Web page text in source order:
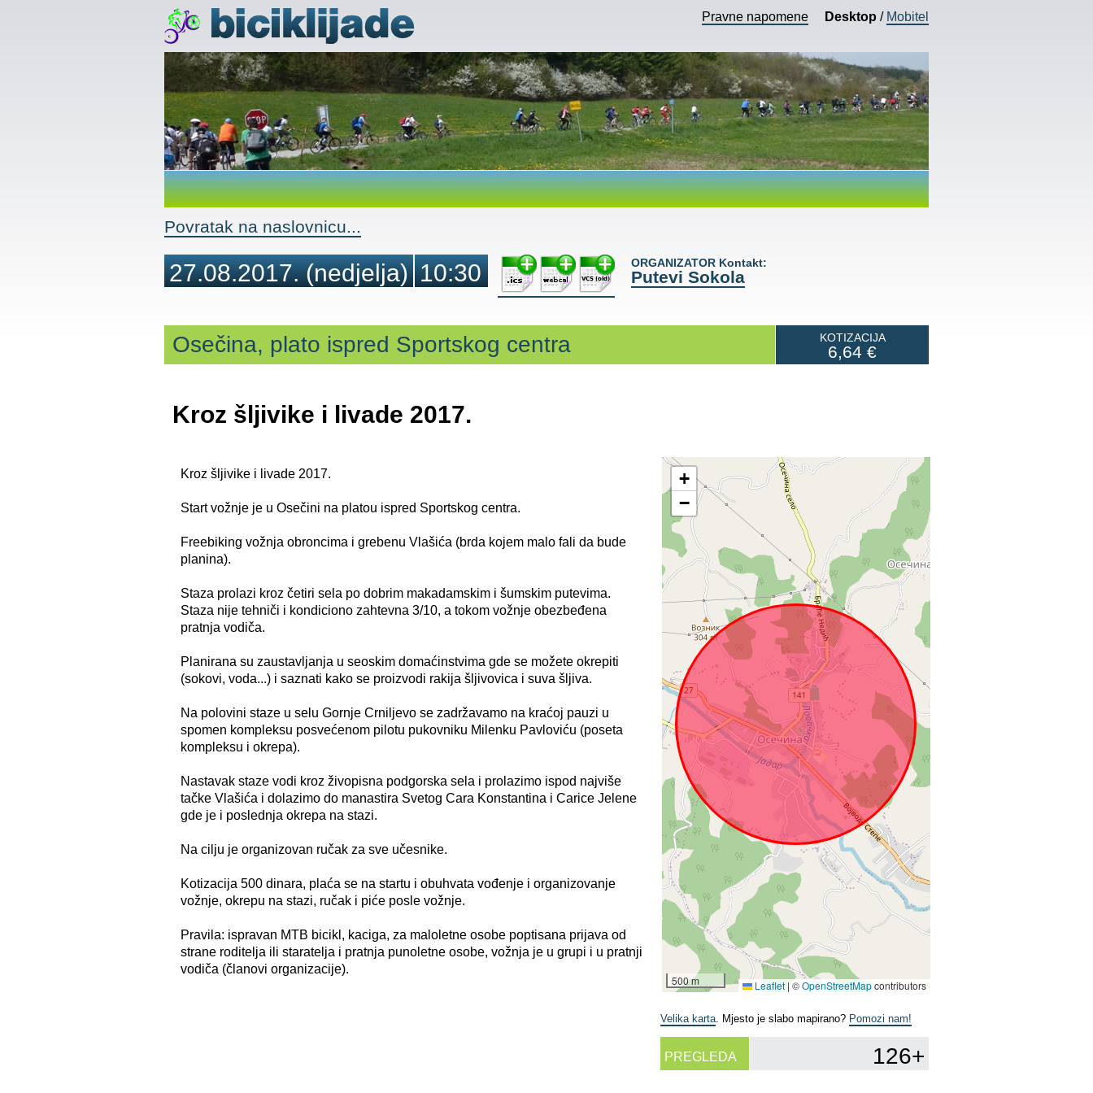
Pravne napomene Desktop / Mobitel
Povratak na naslovnicu...
27.08.2017.(nedjelja) 10:30 ORGANIZATOR Kontakt:
Putevi Sokola
Osečina, plato ispred Sportskog centra KOTIZACIJA
6,64 €
Kroz šljivike i livade 2017.
Kroz šljivike i livade 2017.
Start vožnje je u Osečini na platou ispred Sportskog centra.
Freebiking vožnja obroncima i grebenu Vlašića (brda kojem malo fali da bude
planina).
Staza prolazi kroz četiri sela po dobrim makadamskim i šumskim putevima.
Staza nije tehniči i kondiciono zahtevna 3/10, a tokom vožnje obezbeđena
pratnja vodiča.
Planirana su zaustavljanja u seoskim domaćinstvima gde se možete okrepiti
(sokovi, voda...) i saznati kako se proizvodi rakija šljivovica i suva šljiva.
Na polovini staze u selu Gornje Crniljevo se zadržavamo na kraćoj pauzi u
spomen kompleksu posvećenom pilotu pukovniku Milenku Pavloviću (poseta
kompleksu i okrepa).
Nastavak staze vodi kroz živopisna podgorska sela i prolazimo ispod najviše
tačke Vlašića i dolazimo do manastira Svetog Cara Konstantina i Carice Jelene
gde je i poslednja okrepa na stazi.
Na cilju je organizovan ručak za sve učesnike.
Kotizacija 500 dinara, plaća se na startu i obuhvata vođenje i organizovanje
vožnje, okrepu na stazi, ručak i piće posle vožnje.
Pravila: ispravan MTB bicikl, kaciga, za maloletne osobe poptisana prijava od
strane roditelja ili staratelja i pratnja punoletne osobe, vožnja je u grupi i u pratnji
vodiča (članovi organizacije).
+
−
500 m Leaflet | ©OpenStreetMapcontributors
Velika karta . Mjesto je slabo mapirano? Pomozi nam!
PREGLEDA 126+